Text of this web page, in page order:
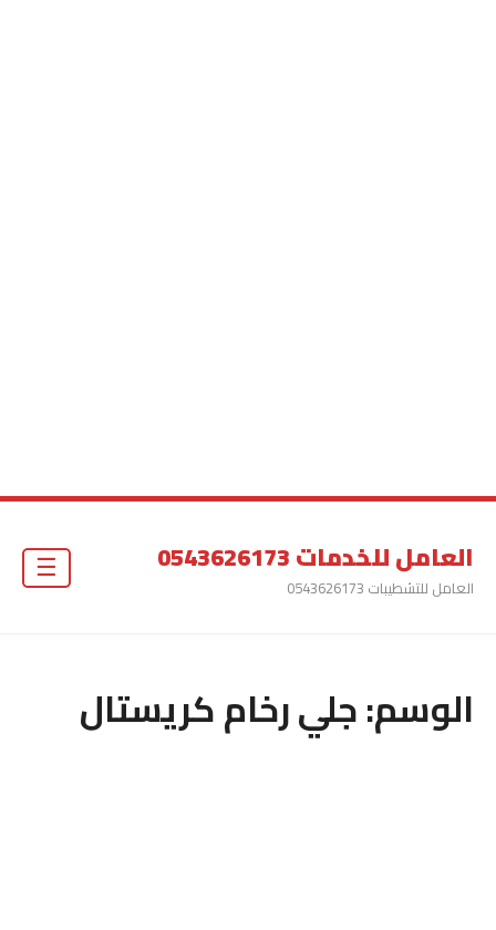
العامل للخدمات 0543626173
العامل للتشطيبات 0543626173
الوسم:جلي رخام كريستال